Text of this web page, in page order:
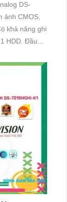
DS-
ảnh CMOS,
Đầu
với độ phân